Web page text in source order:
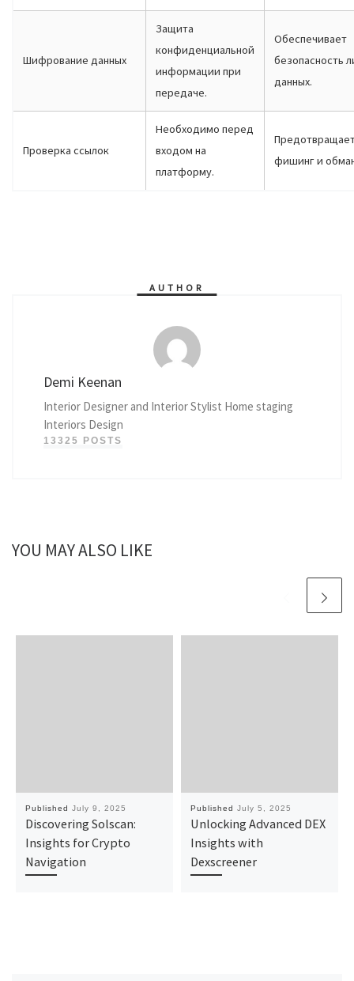
Шифрование данных
Защита
конфиденциальной
информации при
передаче.
Обеспечивает
безопасность
данных.
Проверка ссылок
Необходимо перед
входом на
платформу.
фишинг и
AUTHOR
Demi Keenan
Interior Designer and Interior Stylist Home staging
Interiors Design
13325 POSTS
YOU MAY ALSO LIKE
Published July 9, 2025
Discovering Solscan:
Insights for Crypto
Navigation
Published July 5, 2025
Unlocking Advanced DEX
Insights with
Dexscreener